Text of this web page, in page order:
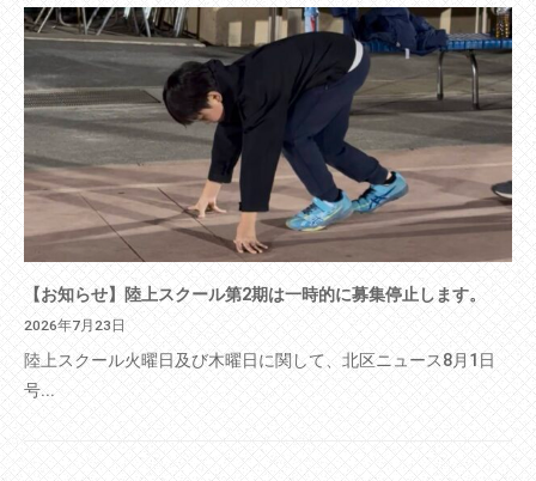
【お知らせ】陸上スクール第2期は一時的に募集停止します。
2026年7月23日
陸上スクール火曜日及び木曜日に関して、北区ニュース8月1日
号...